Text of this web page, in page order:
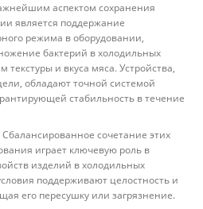
аспектом сохранения
является поддержание
режима в оборудовании,
бактерий в холодильных
текстуры и вкуса мяса. Устройства,
обладают точной системой
стабильность в течение
сочетание этих
играет ключевую роль в
изделий в холодильных
поддерживают целостность и
его пересушку или загрязнение.